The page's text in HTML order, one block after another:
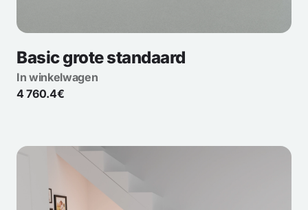
Basic grote standaard
In winkelwagen
4 760.4€